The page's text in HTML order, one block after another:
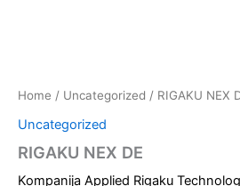
Home / Uncategorized / RIGAKU NEX
Uncategorized
RIGAKU NEX DE
Kompanija Applied Rigaku